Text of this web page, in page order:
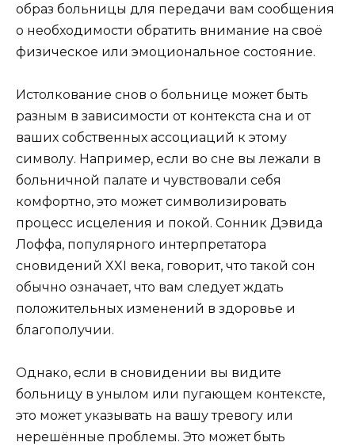
образ больницы для передачи вам сообщения
о необходимости обратить внимание на своё
физическое или эмоциональное состояние.
Истолкование снов о больнице может быть
разным в зависимости от контекста сна и от
ваших собственных ассоциаций к этому
символу. Например, если во сне вы лежали в
больничной палате и чувствовали себя
комфортно, это может символизировать
процесс исцеления и покой. Сонник Дэвида
Лоффа, популярного интерпретатора
сновидений XXI века, говорит, что такой сон
обычно означает, что вам следует ждать
положительных изменений в здоровье и
благополучии.
Однако, если в сновидении вы видите
больницу в унылом или пугающем контексте,
это может указывать на вашу тревогу или
нерешённые проблемы. Это может быть